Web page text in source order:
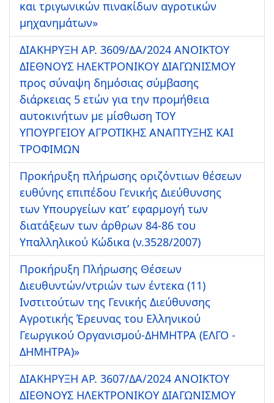
και τριγωνικών πινακίδων αγροτικών
μηχανημάτων»
ΔΙΑΚΗΡΥΞΗ ΑΡ. 3609/ΔΑ/2024 ΑΝΟΙΚΤΟΥ
ΔΙΕΘΝΟΥΣ ΗΛΕΚΤΡΟΝΙΚΟΥ ΔΙΑΓΩΝΙΣΜΟΥ
προς σύναψη δημόσιας σύμβασης
διάρκειας 5 ετών για την προμήθεια
αυτοκινήτων με μίσθωση ΤΟΥ
ΥΠΟΥΡΓΕΙΟΥ ΑΓΡΟΤΙΚΗΣ ΑΝΑΠΤΥΞΗΣ ΚΑΙ
ΤΡΟΦΙΜΩΝ
Προκήρυξη πλήρωσης οριζόντιων θέσεων
ευθύνης επιπέδου Γενικής Διεύθυνσης
των Υπουργείων κατ’ εφαρμογή των
διατάξεων των άρθρων 84-86 του
Υπαλληλικού Κώδικα (ν.3528/2007)
Προκήρυξη Πλήρωσης Θέσεων
Διευθυντών/ντριών των έντεκα (11)
Ινστιτούτων της Γενικής Διεύθυνσης
Αγροτικής Έρευνας του Ελληνικού
Γεωργικού Οργανισμού-ΔΗΜΗΤΡΑ (ΕΛΓΟ -
ΔΗΜΗΤΡΑ)»
ΔΙΑΚΗΡΥΞΗ ΑΡ. 3607/ΔΑ/2024 ΑΝΟΙΚΤΟΥ
ΔΙΕΘΝΟΥΣ ΗΛΕΚΤΡΟΝΙΚΟΥ ΔΙΑΓΩΝΙΣΜΟΥ